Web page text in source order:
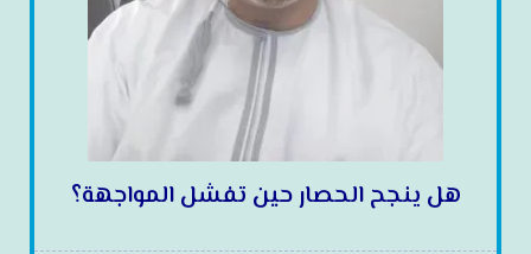
هل ينجح الحصار حين تفشل المواجهة؟